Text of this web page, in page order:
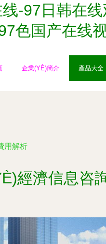
-97日韩在
色国产在线
企業(YÈ)簡介 產品大全
用解析
經濟信息咨